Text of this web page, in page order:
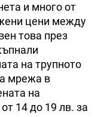
и много от
цени между
това през
на трупното
мрежа в
на
14 до 19 лв. за